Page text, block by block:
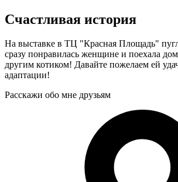
Счастливая история
На выставке в ТЦ "Красная Площадь"
сразу понравилась женщине и поехала
другим котиком! Давайте пожелаем ей
адаптации!
Расскажи обо мне друзьям